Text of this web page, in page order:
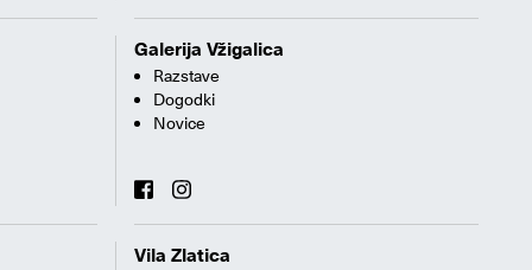
Galerija Vžigalica
Razstave
Dogodki
Novice
Vila Zlatica